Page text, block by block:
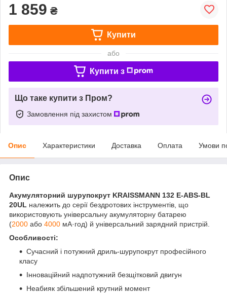
1 859 ₴
Купити
або
Купити з
Що таке купити з Пром?
Замовлення під захистом
Опис Характеристики Доставка Оплата Умови
Опис
Акумуляторний шурупокрут KRAISSMANN 132 E-ABS-BL
20UL належить до серії бездротових інструментів, що
використовують універсальну акумуляторну батарею
(2000 або 4000 мА·год) й універсальний зарядний пристрій.
Особливості:
Сучасний і потужний дриль-шурупокрут професійного
класу
Інноваційний надпотужний безщітковий двигун
Неабияк збільшений крутний момент